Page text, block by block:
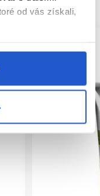
od vás získali,